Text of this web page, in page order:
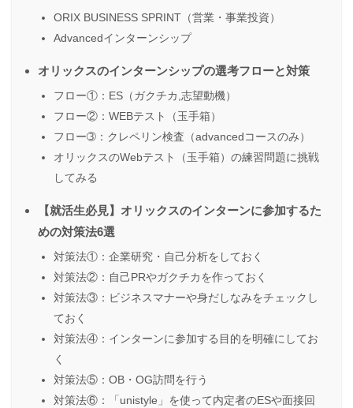
ORIX BUSINESS SPRINT（営業・事業投資）
Advancedインターンシップ
オリックスのインターンシップの選考フローと対策
フロー①：ES（ガクチカ,志望動機）
フロー②：WEBテスト（玉手箱）
フロー➂：クレペリン検査（advancedコースのみ）
オリックスのWebテスト（玉手箱）の練習問題に挑戦
してみる
【就活生必見】オリックスのインターンに参加するた
めの対策法6選
対策法①：企業研究・自己分析をしておく
対策法②：自己PRやガクチカを作っておく
対策法③：ビジネスマナーや身だしなみをチェックし
ておく
対策法④：インターンに参加する目的を明確にしてお
く
対策法⑤：OB・OG訪問を行う
対策法⑥：「unistyle」を使って内定者のESや面接回